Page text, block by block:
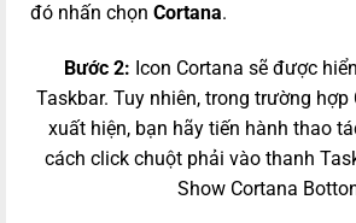
đó nhấn chọn Cortana.
Bước 2: Icon Cortana sẽ được
Taskbar. Tuy nhiên, trong trường
xuất hiện, bạn hãy tiến hành thao
cách click chuột phải vào thanh
Show Cortana